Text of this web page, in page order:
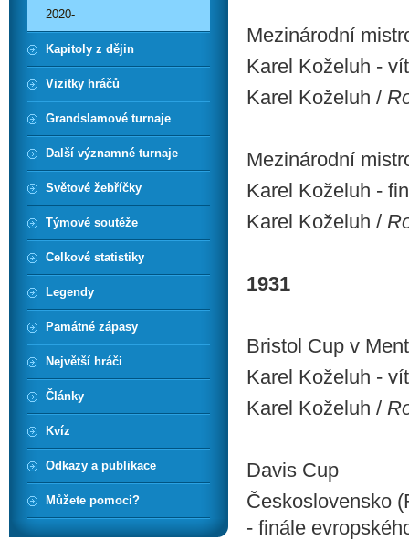
Mezinárodní
Karel Koželuh -
Karel Koželuh /
Mezinárodní
Karel Koželuh -
Karel Koželuh /
1931
Bristol Cup v
Karel Koželuh -
Karel Koželuh /
Davis Cup
Československo
- finále
2020-
Kapitoly z dějin
Vizitky hráčů
Grandslamové turnaje
Další významné turnaje
Světové žebříčky
Týmové soutěže
Celkové statistiky
Legendy
Památné zápasy
Největší hráči
Články
Kvíz
Odkazy a publikace
Můžete pomoci?